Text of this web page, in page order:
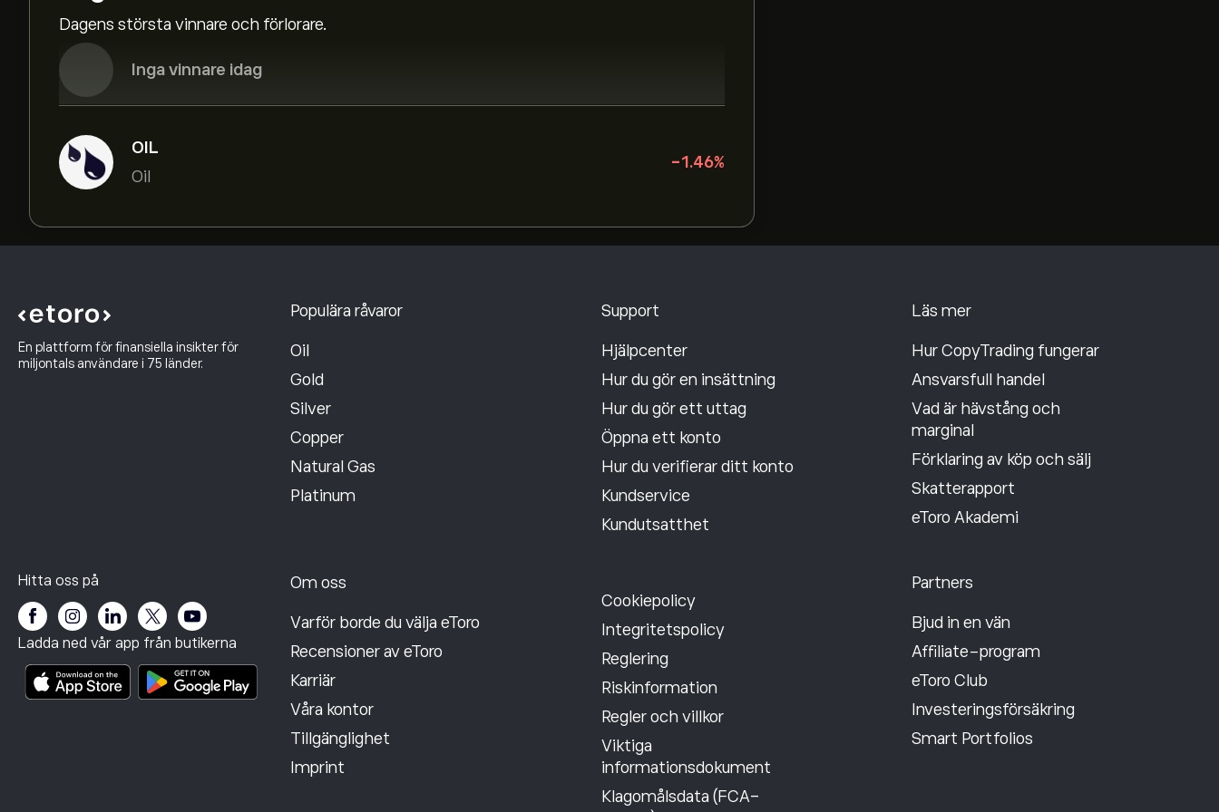
Dagens största vinnare och förlorare.
Inga vinnare idag
OIL
Oil
-1.46%
En plattform för finansiella insikter för
miljontals användare i 75 länder.
Hitta oss på
Ladda ned vår app från butikerna
Populära råvaror
Oil
Gold
Silver
Copper
Natural Gas
Platinum
Support
Hjälpcenter
Hur du gör en insättning
Hur du gör ett uttag
Öppna ett konto
Hur du verifierar ditt konto
Kundservice
Kundutsatthet
Läs mer
Hur CopyTrading fungerar
Ansvarsfull handel
Vad är hävstång och
marginal
Förklaring av köp och sälj
Skatterapport
eToro Akademi
Om oss
Varför borde du välja eToro
Recensioner av eToro
Karriär
Våra kontor
Tillgänglighet
Imprint
Cookiepolicy
Integritetspolicy
Reglering
Riskinformation
Regler och villkor
Viktiga
informationsdokument
Klagomålsdata (FCA-
Partners
Bjud in en vän
Affiliate-program
eToro Club
Investeringsförsäkring
Smart Portfolios